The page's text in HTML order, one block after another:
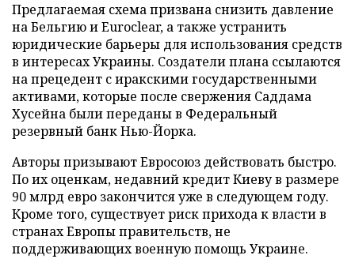
Предлагаемая схема призвана снизить давление
на Бельгию и Euroclear, а также устранить
юридические барьеры для использования средств
в интересах Украины. Создатели плана ссылаются
на прецедент с иракскими государственными
активами, которые после свержения Саддама
Хусейна были переданы в Федеральный
резервный банк Нью-Йорка.
Авторы призывают Евросоюз действовать быстро.
По их оценкам, недавний кредит Киеву в размере
90 млрд евро закончится уже в следующем году.
Кроме того, существует риск прихода к власти в
странах Европы правительств, не
поддерживающих военную помощь Украине.